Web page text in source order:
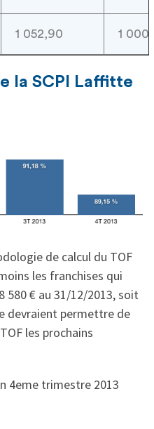
1 052,90 1 000
la SCPI Laffitte
de calcul du TOF
les franchises qui
580 € au 31/12/2013, soit
devraient permettre de
les prochains
4eme trimestre 2013